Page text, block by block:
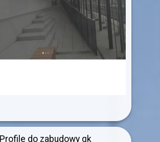
Profile do zabudowy gk